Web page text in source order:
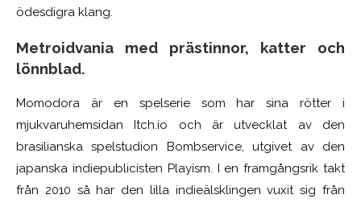
ödesdigra klang.
Metroidvania med prästinnor, katter och
lönnblad.
Momodora är en spelserie som har sina rötter i
mjukvaruhemsidan Itch.io och är utvecklat av den
brasilianska spelstudion Bombservice, utgivet av den
japanska indiepublicisten Playism. I en framgångsrik takt
från 2010 så har den lilla indieälsklingen vuxit sig från